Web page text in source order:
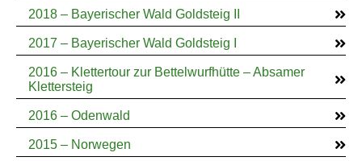
2018 – Bayerischer Wald Goldsteig II
2017 – Bayerischer Wald Goldsteig I
2016 – Klettertour zur Bettelwurfhütte – Absamer
Klettersteig
2016 – Odenwald
2015 – Norwegen